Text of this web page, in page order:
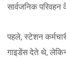
सार्वजनिक परिवहन
पहले, स्टेशन
गाइडेंस देते थे,